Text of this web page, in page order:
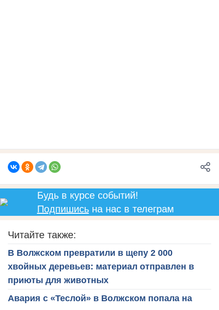
Будь в курсе событий!
Подпишисьна нас в телеграм
Читайте также:
В Волжском превратили в щепу 2 000
хвойных деревьев: материал отправлен в
приюты для животных
Авария с «Теслой» в Волжском попала на